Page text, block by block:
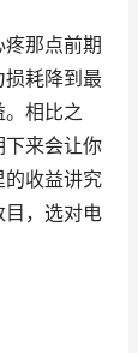
那点前期
损耗降到最
。相比之
下来会让你
的收益讲究
目，选对电